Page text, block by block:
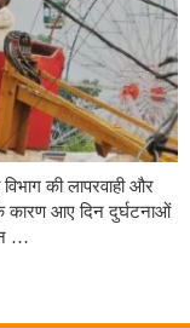
की लापरवाही और
कारण आए दिन दुर्घटनाओं
…